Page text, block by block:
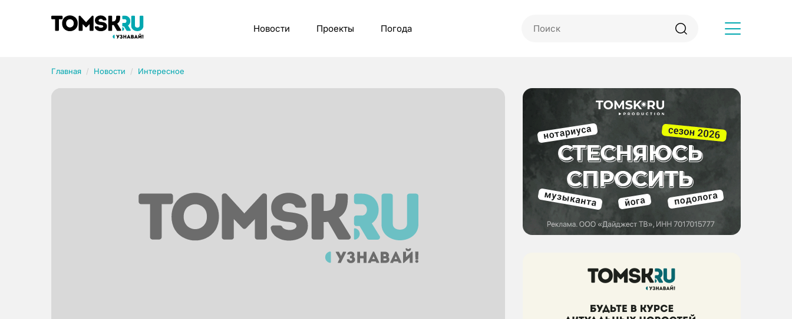
Новости Проекты Погода
Главная Новости Интересное
Рубрики